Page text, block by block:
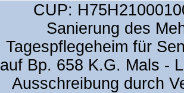
CUP:
Sanierung des
Tagespflegeheim für
auf Bp. 658 K.G. Mals -
Ausschreibung durch